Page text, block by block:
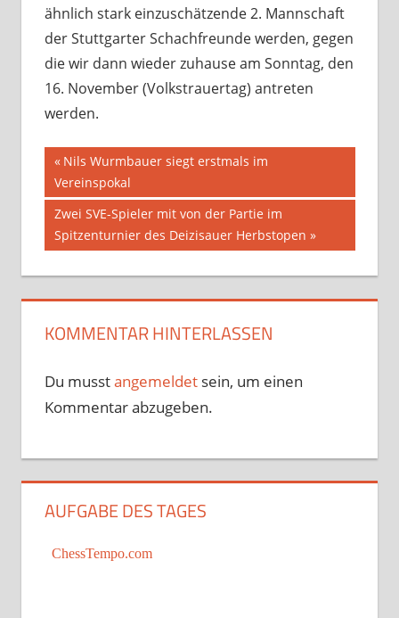
ähnlich stark einzuschätzende 2. Mannschaft
der Stuttgarter Schachfreunde werden, gegen
die wir dann wieder zuhause am Sonntag, den
16. November (Volkstrauertag) antreten
werden.
Beitragsnavigation
Vorheriger
Beitrag:
Nils Wurmbauer siegt erstmals im
Vereinspokal
Nächster
Beitrag:
Zwei SVE-Spieler mit von der Partie im
Spitzenturnier des Deizisauer Herbstopen
KOMMENTAR HINTERLASSEN
Du musstangemeldetsein, um einen
Kommentar abzugeben.
AUFGABE DES TAGES